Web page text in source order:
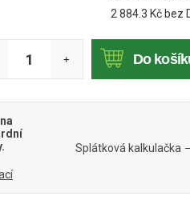
2 884.3 Kč bez
+ Do
Splátková kalkulačka